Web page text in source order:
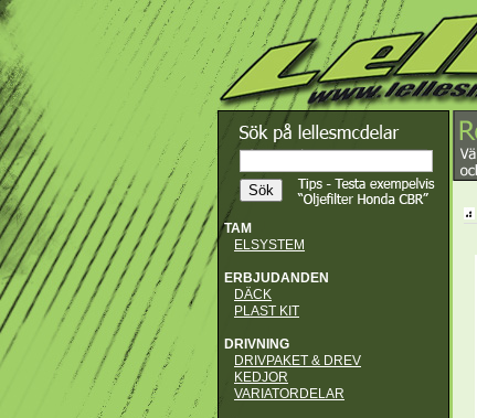
TAM
ELSYSTEM
ERBJUDANDEN
DÄCK
PLAST KIT
DRIVNING
DRIVPAKET & DREV
KEDJOR
VARIATORDELAR